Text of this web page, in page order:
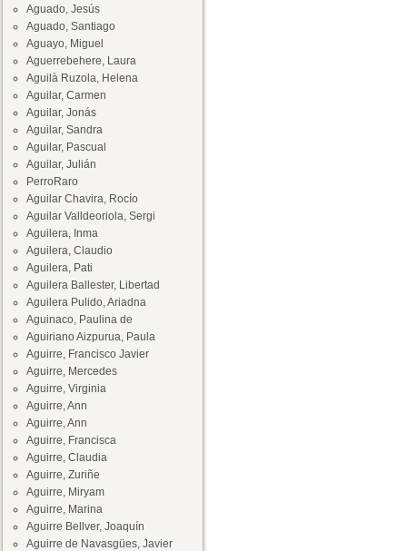
Aguado, Jesús
Aguado, Santiago
Aguayo, Miguel
Aguerrebehere, Laura
Aguilà Ruzola, Helena
Aguilar, Carmen
Aguilar, Jonás
Aguilar, Sandra
Aguilar, Pascual
Aguilar, Julián
PerroRaro
Aguilar Chavira, Rocío
Aguilar Valldeoriola, Sergi
Aguilera, Inma
Aguilera, Claudio
Aguilera, Pati
Aguilera Ballester, Libertad
Aguilera Pulido, Ariadna
Aguinaco, Paulina de
Aguiriano Aizpurua, Paula
Aguirre, Francisco Javier
Aguirre, Mercedes
Aguirre, Virginia
Aguirre, Ann
Aguirre, Ann
Aguirre, Francisca
Aguirre, Claudia
Aguirre, Zuriñe
Aguirre, Miryam
Aguirre, Marina
Aguirre Bellver, Joaquín
Aguirre de Navasgües, Javier